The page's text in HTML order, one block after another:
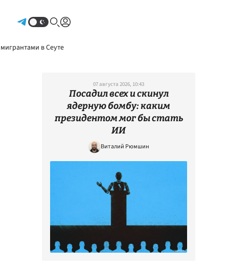
в Сеуте
07 августа 2026, 10:43
Посадил всех и скинул
ядерную бомбу: каким
президентом мог бы стать
ИИ
Виталий Рюмшин